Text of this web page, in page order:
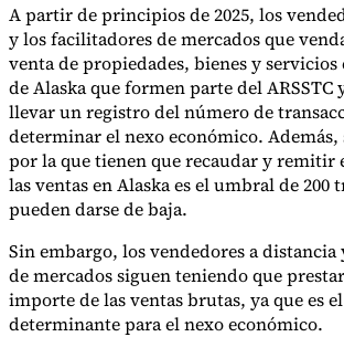
A partir de principios de 2025, los
y los facilitadores de mercados que
venta de propiedades, bienes y
de Alaska que formen parte del ARSSTC
llevar un registro del número de
determinar el nexo económico.
por la que tienen que recaudar y remitir
las ventas en Alaska es el umbral de 200
pueden darse de baja.
Sin embargo, los vendedores a
de mercados siguen teniendo que
importe de las ventas brutas, ya que es
determinante para el nexo económico.